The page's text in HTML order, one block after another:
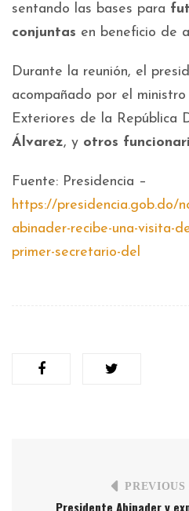
sentando las bases para
conjuntas en beneficio de
Durante la reunión, el
acompañado por el
Exteriores de la República
Álvarez, y otros
Fuente: Presidencia –
https://presidencia.gob.do/
abinader-recibe-una-visita-
primer-secretario-del
Presidente Abinader y